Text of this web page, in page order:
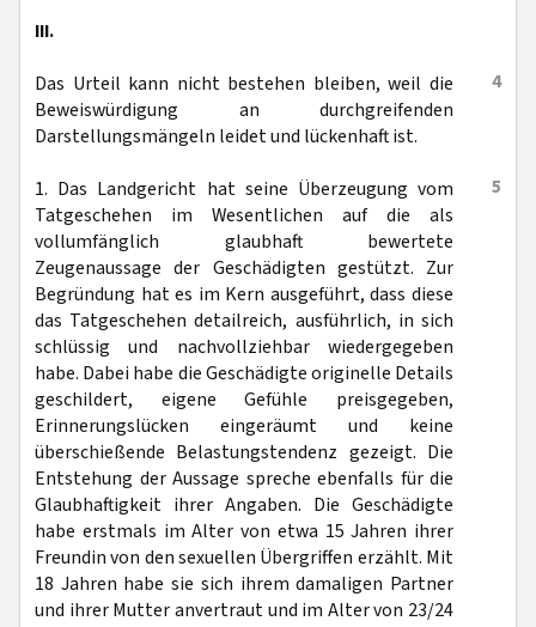
III.
4
Das Urteil kann nicht bestehen bleiben, weil die
Beweiswürdigung an durchgreifenden
Darstellungsmängeln leidet und lückenhaft ist.
5
1. Das Landgericht hat seine Überzeugung vom
Tatgeschehen im Wesentlichen auf die als
vollumfänglich glaubhaft bewertete
Zeugenaussage der Geschädigten gestützt. Zur
Begründung hat es im Kern ausgeführt, dass diese
das Tatgeschehen detailreich, ausführlich, in sich
schlüssig und nachvollziehbar wiedergegeben
habe. Dabei habe die Geschädigte originelle Details
geschildert, eigene Gefühle preisgegeben,
Erinnerungslücken eingeräumt und keine
überschießende Belastungstendenz gezeigt. Die
Entstehung der Aussage spreche ebenfalls für die
Glaubhaftigkeit ihrer Angaben. Die Geschädigte
habe erstmals im Alter von etwa 15 Jahren ihrer
Freundin von den sexuellen Übergriffen erzählt. Mit
18 Jahren habe sie sich ihrem damaligen Partner
und ihrer Mutter anvertraut und im Alter von 23/24